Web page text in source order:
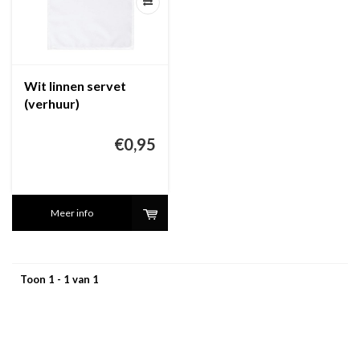
Wit linnen servet
(verhuur)
€0,95
Meer info
Toon 1 - 1 van 1